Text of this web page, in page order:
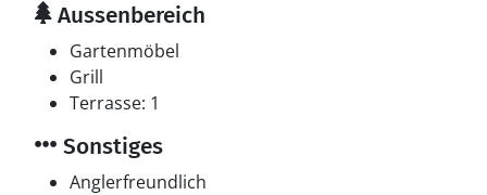
Aussenbereich
Gartenmöbel
Grill
Terrasse: 1
Sonstiges
Anglerfreundlich